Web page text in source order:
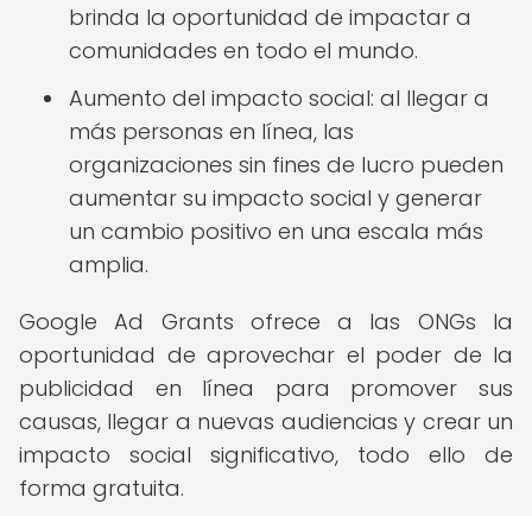
brinda la oportunidad de impactar a
comunidades en todo el mundo.
Aumento del impacto social: al llegar a
más personas en línea, las
organizaciones sin fines de lucro pueden
aumentar su impacto social y generar
un cambio positivo en una escala más
amplia.
Google Ad Grants ofrece a las ONGs la
oportunidad de aprovechar el poder de la
publicidad en línea para promover sus
causas, llegar a nuevas audiencias y crear un
impacto social significativo, todo ello de
forma gratuita.